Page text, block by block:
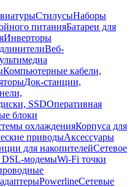
СтилусыНаборы
питанияБатареи для
Инверторы
Веб-
Компьютерные кабели,
Док-станции,
SSDОперативная
блоки
охлажденияКорпуса для
приводыАксессуары
для накопителейСетевое
DSL-модемыWi-Fi точки
PowerlineСетевые